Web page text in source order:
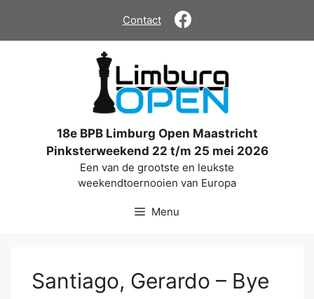
de
Contact
18e BPB Limburg Open Maastricht
Pinksterweekend 22 t/m 25 mei 2026
Een van de grootste en leukste
weekendtoernooien van Europa
Menu
Santiago, Gerardo – Bye